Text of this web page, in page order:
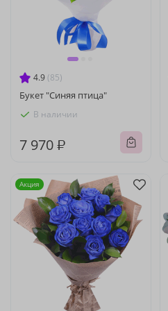
4.9 (85)
Букет "Синяя птица"
В наличии
7 970 ₽
Акция